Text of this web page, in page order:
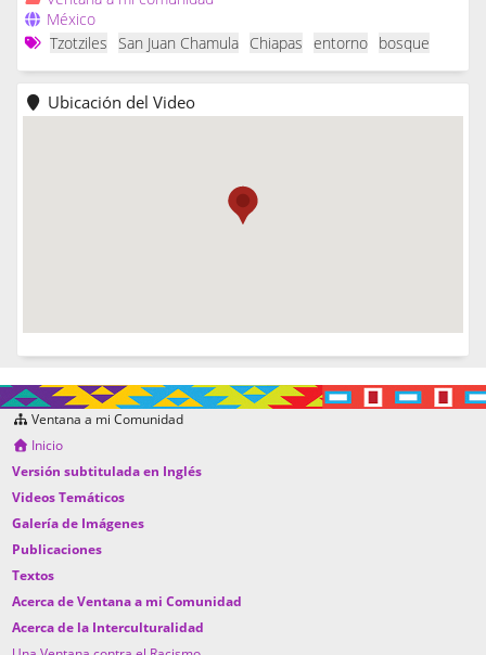
México
Tzotziles
San Juan Chamula Chiapas entorno bosque
Ubicación del Video
Ventana a mi Comunidad
Inicio
Versión subtitulada en Inglés
Videos Temáticos
Galería de Imágenes
Publicaciones
Textos
Acerca de Ventana a mi Comunidad
Acerca de la Interculturalidad